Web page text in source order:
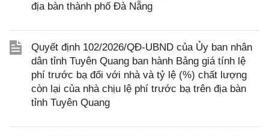
địa bàn thành phố Đà Nẵng
Quyết định 102/2026/QĐ-UBND của Ủy ban nhân
dân tỉnh Tuyên Quang ban hành Bảng giá tính lệ
phí trước bạ đối với nhà và tỷ lệ (%) chất lượng
còn lại của nhà chịu lệ phí trước bạ trên địa bàn
tỉnh Tuyên Quang